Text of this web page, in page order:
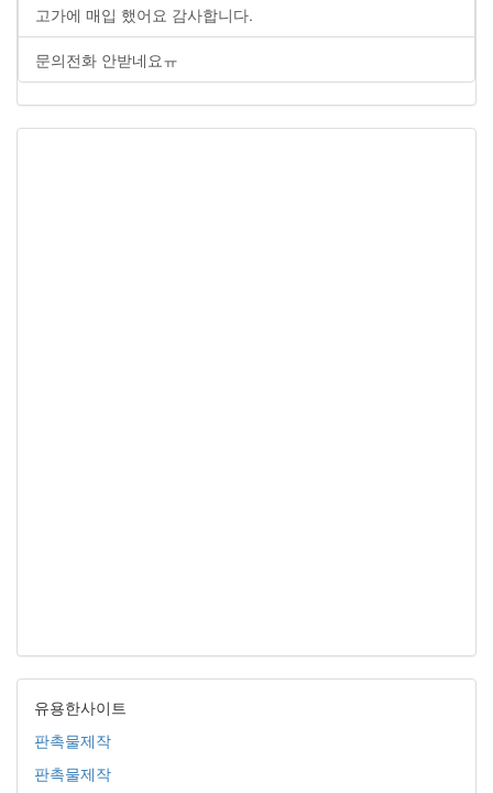
고가에 매입 했어요 감사합니다.
문의전화 안받네요ㅠ
유용한사이트
판촉물제작
판촉물제작